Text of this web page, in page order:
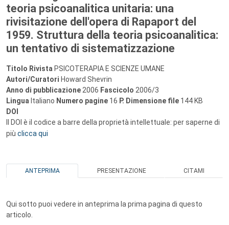
teoria psicoanalitica unitaria: una
rivisitazione dell'opera di Rapaport del
1959. Struttura della teoria psicoanalitica:
un tentativo di sistematizzazione
Titolo Rivista PSICOTERAPIA E SCIENZE UMANE
Autori/Curatori Howard Shevrin
Anno di pubblicazione 2006 Fascicolo 2006/3
Lingua Italiano Numero pagine 16 P. Dimensione file 144 KB
DOI
Il DOI è il codice a barre della proprietà intellettuale: per saperne di
più clicca qui
ANTEPRIMA PRESENTAZIONE CITAMI
Qui sotto puoi vedere in anteprima la prima pagina di questo
articolo.